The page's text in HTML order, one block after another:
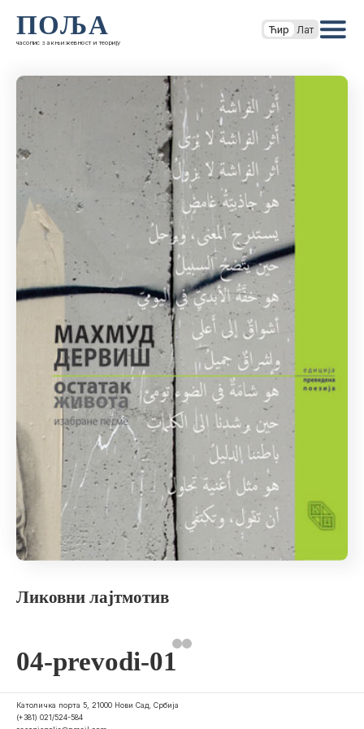
ПОЉА
часопис за књижевност и теорију
Ћир Лат
Ликовни лајтмотив
04-prevodi-01
Католичка порта 5, 21000 Нови Сад, Србија
(+381) 021/524-584